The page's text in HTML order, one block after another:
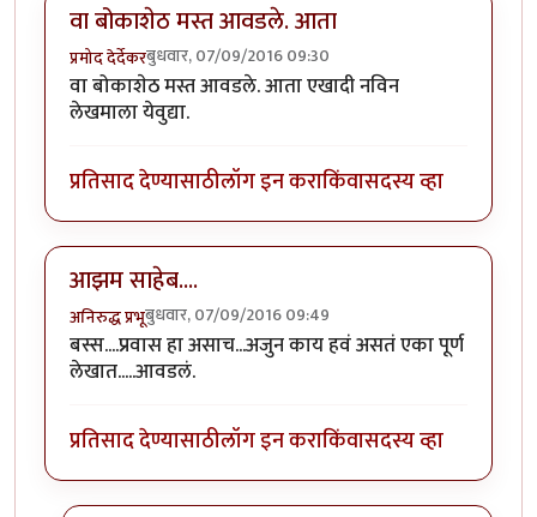
वा बोकाशेठ मस्त आवडले. आता
प्रमोद देर्देकरबुधवार, 07/09/2016 09:30
वा बोकाशेठ मस्त आवडले. आता एखादी नविन
लेखमाला येवुद्या.
प्रतिसाद देण्यासाठीलॉग इन कराकिंवासदस्य व्हा
आझम साहेब....
अनिरुद्ध प्रभूबुधवार, 07/09/2016 09:49
बस्स....प्रवास हा असाच...अजुन काय हवं असतं एका पूर्ण
लेखात.....आवडलं.
प्रतिसाद देण्यासाठीलॉग इन कराकिंवासदस्य व्हा